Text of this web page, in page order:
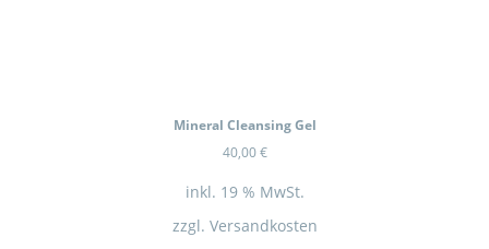
Mineral Cleansing Gel
40,00€
inkl. 19 % MwSt.
zzgl. Versandkosten